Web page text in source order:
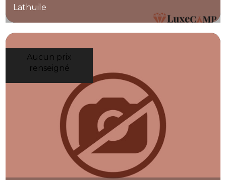
Lathuile
Aucun prix
renseigné